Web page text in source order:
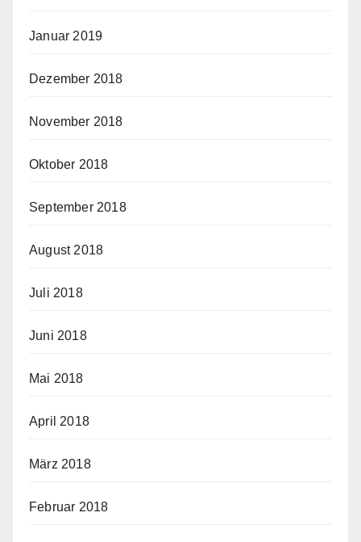
Januar 2019
Dezember 2018
November 2018
Oktober 2018
September 2018
August 2018
Juli 2018
Juni 2018
Mai 2018
April 2018
März 2018
Februar 2018